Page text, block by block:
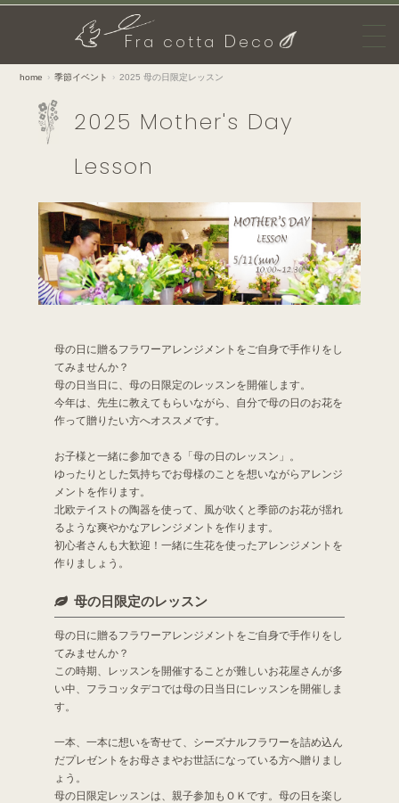
Fra cotta D eco
home 季節イベント 2025 母の日限定レッスン
2025 Mother's Day
Lesson
母の日に贈るフラワーアレンジメントをご自身で手作りをし
てみませんか？
母の日当日に、母の日限定のレッスンを開催します。
今年は、先生に教えてもらいながら、自分で母の日のお花を
作って贈りたい方へオススメです。
お子様と一緒に参加できる「母の日のレッスン」。
ゆったりとした気持ちでお母様のことを想いながらアレンジ
メントを作ります。
北欧テイストの陶器を使って、風が吹くと季節のお花が揺れ
るような爽やかなアレンジメントを作ります。
初心者さんも大歓迎！一緒に生花を使ったアレンジメントを
作りましょう。
母の日限定のレッスン
母の日に贈るフラワーアレンジメントをご自身で手作りをし
てみませんか？
この時期、レッスンを開催することが難しいお花屋さんが多
い中、フラコッタデコでは母の日当日にレッスンを開催しま
す。
一本、一本に想いを寄せて、シーズナルフラワーを詰め込ん
だプレゼントをお母さまやお世話になっている方へ贈りまし
ょう。
母の日限定レッスンは、親子参加もＯＫです。母の日を楽し